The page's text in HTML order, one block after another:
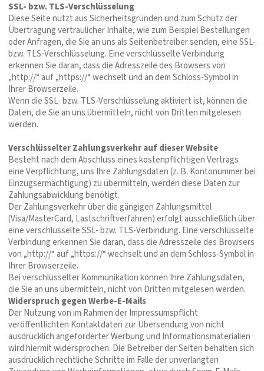
SSL- bzw. TLS-Verschlüsselung
Diese Seite nutzt aus Sicherheitsgründen und zum Schutz der
Übertragung vertraulicher Inhalte, wie zum Beispiel Bestellungen
oder Anfragen, die Sie an uns als Seitenbetreiber senden, eine SSL-
bzw. TLS-Verschlüsselung. Eine verschlüsselte Verbindung
erkennen Sie daran, dass die Adresszeile des Browsers von
„http://“ auf „https://“ wechselt und an dem Schloss-Symbol in
Ihrer Browserzeile.
Wenn die SSL- bzw. TLS-Verschlüsselung aktiviert ist, können die
Daten, die Sie an uns übermitteln, nicht von Dritten mitgelesen
werden.
Verschlüsselter Zahlungsverkehr auf dieser Website
Besteht nach dem Abschluss eines kostenpflichtigen Vertrags
eine Verpflichtung, uns Ihre Zahlungsdaten (z. B. Kontonummer bei
Einzugsermächtigung) zu übermitteln, werden diese Daten zur
Zahlungsabwicklung benötigt.
Der Zahlungsverkehr über die gängigen Zahlungsmittel
(Visa/MasterCard, Lastschriftverfahren) erfolgt ausschließlich über
eine verschlüsselte SSL- bzw. TLS-Verbindung. Eine verschlüsselte
Verbindung erkennen Sie daran, dass die Adresszeile des Browsers
von „http://“ auf „https://“ wechselt und an dem Schloss-Symbol in
Ihrer Browserzeile.
Bei verschlüsselter Kommunikation können Ihre Zahlungsdaten,
die Sie an uns übermitteln, nicht von Dritten mitgelesen werden.
Widerspruch gegen Werbe-E-Mails
Der Nutzung von im Rahmen der Impressumspflicht
veröffentlichten Kontaktdaten zur Übersendung von nicht
ausdrücklich angeforderter Werbung und Informationsmaterialien
wird hiermit widersprochen. Die Betreiber der Seiten behalten sich
ausdrücklich rechtliche Schritte im Falle der unverlangten